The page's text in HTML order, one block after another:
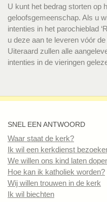
U kunt het bedrag storten op
geloofsgemeenschap. Als u
intenties in het parochieblad
u deze aan te leveren vóór
Uiteraard zullen alle
intenties in de vieringen
SNEL EEN ANTWOORD
Waar staat de kerk?
Ik wil een kerkdienst
We willen ons kind laten
Hoe kan ik katholiek worden?
Wij willen trouwen in de kerk
Ik wil biechten